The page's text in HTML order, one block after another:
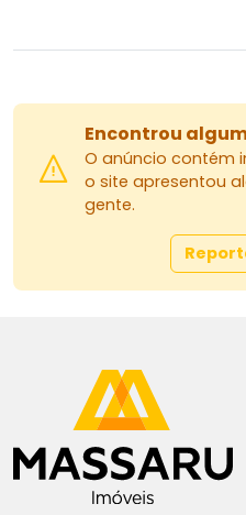
Encontrou
O anúncio contém
o site apresentou
gente.